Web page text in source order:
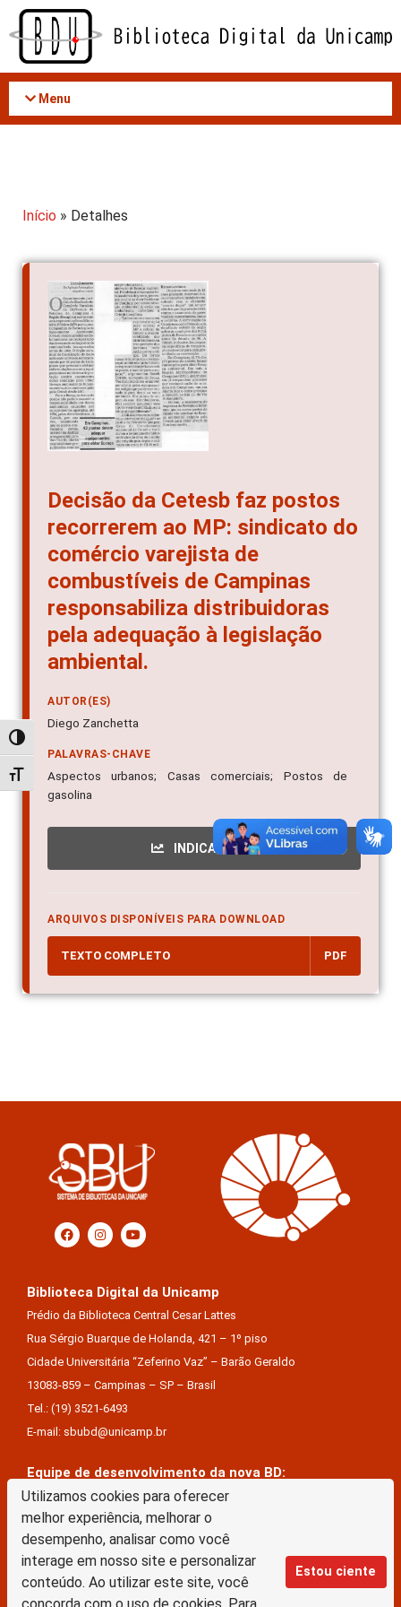
Utilizamos cookies para oferecer
melhor experiência, melhorar o
desempenho, analisar como você
interage em nosso site e personalizar
conteúdo. Ao utilizar este site, você
Estou ciente
Acessar
conteúdo
Alternar alto contraste
Alternar tamanho da fonte
Menu
Início » Detalhes
Decisão da Cetesb faz postos
recorrerem ao MP: sindicato do
comércio varejista de
combustíveis de Campinas
responsabiliza distribuidoras
pela adequação à legislação
ambiental.
AUTOR(ES)
Diego Zanchetta
PALAVRAS-CHAVE
Aspectos urbanos; Casas comerciais; Postos de
gasolina
INDICADORES
ARQUIVOS DISPONÍVEIS PARA DOWNLOAD
TEXTO COMPLETO PDF
Biblioteca Digital da Unicamp
Prédio da Biblioteca Central Cesar Lattes
Rua Sérgio Buarque de Holanda, 421 – 1º piso
Cidade Universitária “Zeferino Vaz” – Barão Geraldo
13083-859 – Campinas – SP – Brasil
Tel.: (19) 3521-6493
E-mail: sbubd@unicamp.br
Equipe de desenvolvimento da nova BD:
Keite Aparecida Duarte
Márcio Vinícius De Jesus Almeida
Saul Victor De Castro E Silva
A Biblioteca Digital da Unicamp está licenciado com uma Licença Creative Commons –